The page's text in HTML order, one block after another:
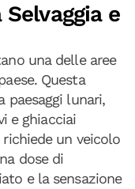
e
una delle aree
Questa
paesaggi lunari,
e ghiacciai
un veicolo
dose di
e la sensazione